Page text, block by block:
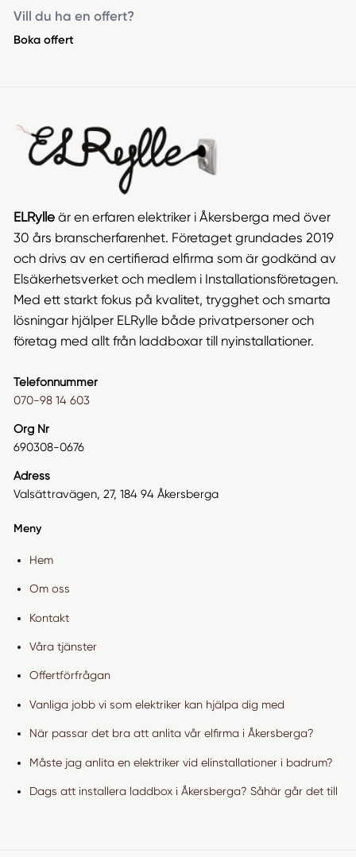
Vill du ha en offert?
Boka offert
ELRylleär en erfaren elektriker i Åkersberga med över
30 års branscherfarenhet. Företaget grundades 2019
och drivs av en certifierad elfirma som är godkänd av
Elsäkerhetsverket och medlem i Installationsföretagen.
Med ett starkt fokus på kvalitet, trygghet och smarta
lösningar hjälper ELRylle både privatpersoner och
företag med allt från laddboxar till nyinstallationer.
Telefonnummer
070-98 14 603
Org Nr
690308-0676
Adress
Valsättravägen, 27, 184 94 Åkersberga
Meny
Hem
Om oss
Kontakt
Våra tjänster
Offertförfrågan
Vanliga jobb vi som elektriker kan hjälpa dig med
När passar det bra att anlita vår elfirma i Åkersberga?
Måste jag anlita en elektriker vid elinstallationer i badrum?
Dags att installera laddbox i Åkersberga? Såhär går det till